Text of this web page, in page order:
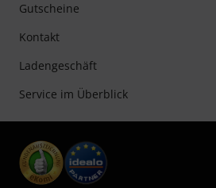
Gutscheine
Kontakt
Ladengeschäft
Service im Überblick